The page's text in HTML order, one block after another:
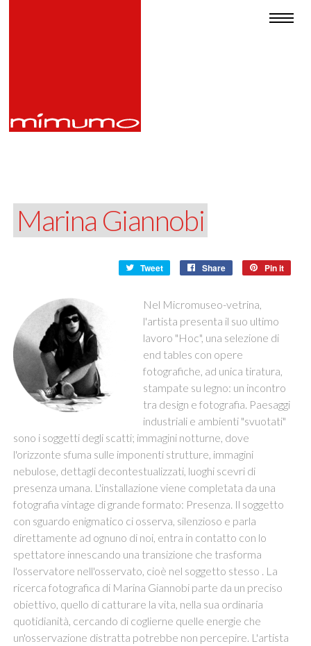
Marina Giannobi
Tweet Share Pin it
Nel Micromuseo-vetrina,
l'artista presenta il suo ultimo
lavoro "Hoc", una selezione di
end tables con opere
fotografiche, ad unica tiratura,
stampate su legno: un incontro
tra design e fotografia. Paesaggi
industriali e ambienti "svuotati"
sono i soggetti degli scatti; immagini notturne, dove
l'orizzonte sfuma sulle imponenti strutture, immagini
nebulose, dettagli decontestualizzati, luoghi scevri di
presenza umana. L'installazione viene completata da una
fotografia vintage di grande formato: Presenza. Il soggetto
con sguardo enigmatico ci osserva, silenzioso e parla
direttamente ad ognuno di noi, entra in contatto con lo
spettatore innescando una transizione che trasforma
l'osservatore nell'osservato, cioè nel soggetto stesso . La
ricerca fotografica di Marina Giannobi parte da un preciso
obiettivo, quello di catturare la vita, nella sua ordinaria
quotidianità, cercando di coglierne quelle energie che
un'osservazione distratta potrebbe non percepire. L'artista